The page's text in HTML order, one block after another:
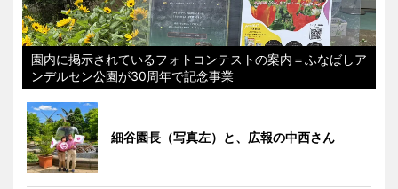
園内に掲示されているフォトコンテストの案内＝ふなばしア
ンデルセン公園が30周年で記念事業
細谷園長（写真左）と、広報の中西さん